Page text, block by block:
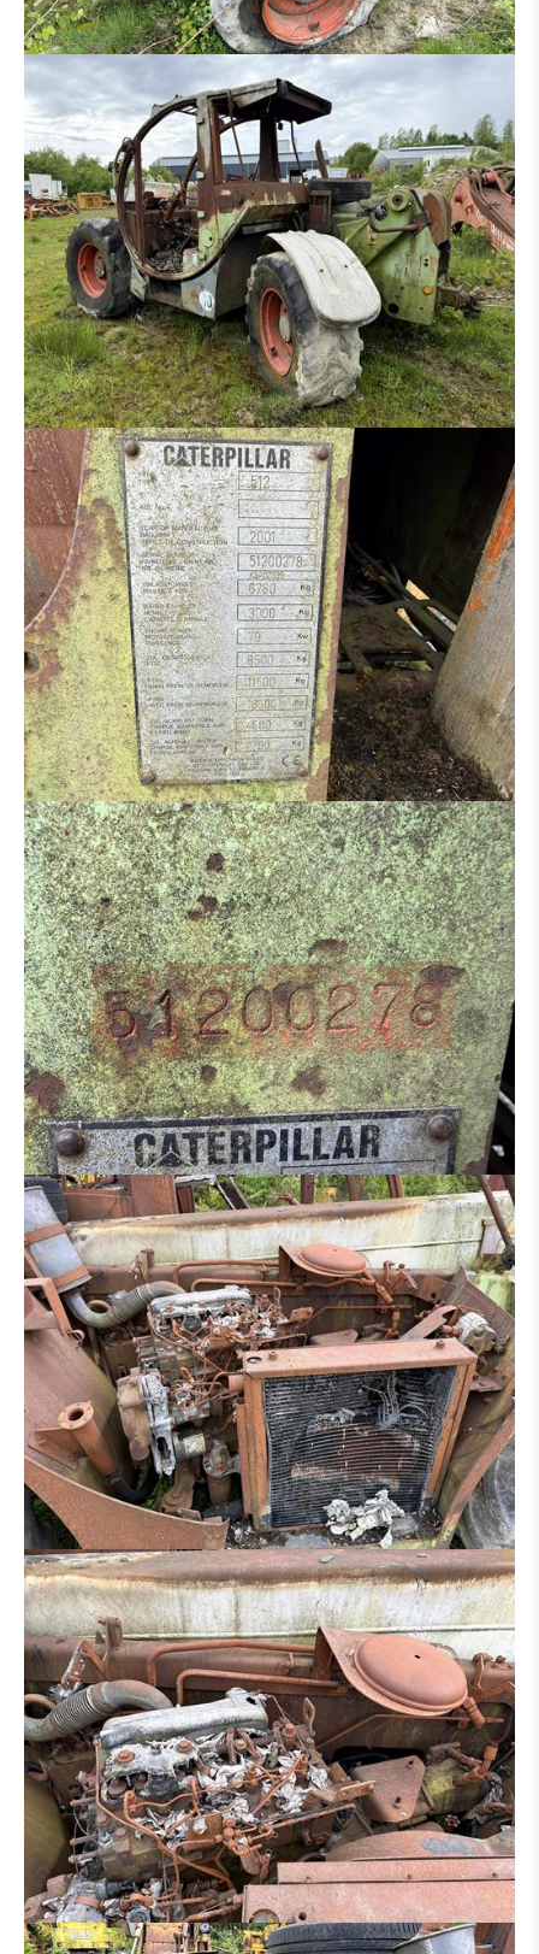
PONT
TRAIN CHAINE
BRAS
CABINE
BOÎTE DE VITESSES / CONVERTISSEUR
DISTRIBUTEUR HYDRAULIQUE
MOTEUR
CINTREUSE FER À BÉTON
CISEAUX À BÉTON
BROYEUR
SALEUSES
PANIER DE TRAVAIL
MACHINE POUR PIÈCE